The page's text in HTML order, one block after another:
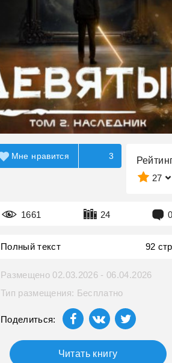
27
1661 24 0
Мне нравится 3
Полный текст 92
Размещено 02.03.2026 - 06.04.2026
Тип размещения: Бесплатно
Поделиться:
Читать книгу